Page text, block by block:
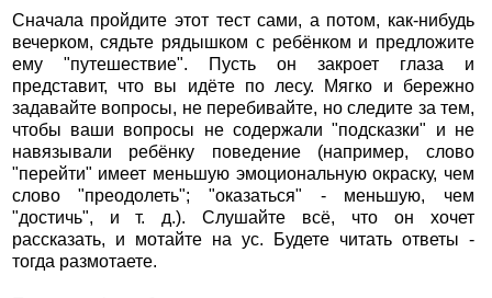
Сначала пройдите этот тест сами, а потом, как-нибудь
вечерком, сядьте рядышком с ребёнком и предложите
ему "путешествие". Пусть он закроет глаза и
представит, что вы идёте по лесу. Мягко и бережно
задавайте вопросы, не перебивайте, но следите за тем,
чтобы ваши вопросы не содержали "подсказки" и не
навязывали ребёнку поведение (например, слово
"перейти" имеет меньшую эмоциональную окраску, чем
слово "преодолеть"; "оказаться" - меньшую, чем
"достичь", и т. д.). Слушайте всё, что он хочет
рассказать, и мотайте на ус. Будете читать ответы -
тогда размотаете.